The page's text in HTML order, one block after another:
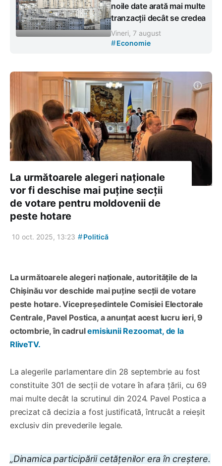
noile date arată mai multe
tranzacții decât se credea
Vineri, 7 august
#Economie
La următoarele alegeri naționale
vor fi deschise mai puține secții
de votare pentru moldovenii de
peste hotare
10 oct. 2025, 13:23 #Politică
La următoarele alegeri naționale, autoritățile de la
Chișinău vor deschide mai puține secții de votare
peste hotare. Vicepreședintele Comisiei Electorale
Centrale, Pavel Postica, a anunțat acest lucru ieri, 9
octombrie, în cadrulemisiunii Rezoomat, de la
RliveTV.
La alegerile parlamentare din 28 septembrie au fost
constituite 301 de secții de votare în afara țării, cu 69
mai multe decât la scrutinul din 2024. Pavel Postica a
precizat că decizia a fost justificată, întrucât a reieșit
exclusiv din prevederile legale.
„Dinamica participării cetățenilor era în creștere.